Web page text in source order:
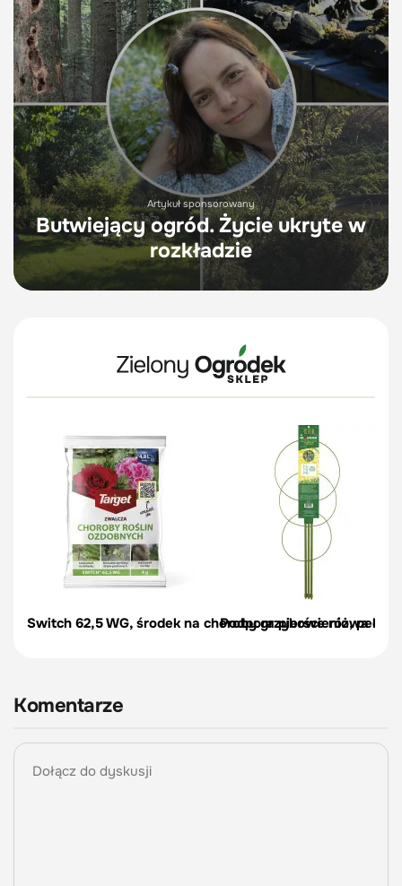
Artykuł sponsorowany
Butwiejący ogród. Życie ukryte w
rozkładzie
Switch 62,5 WG, środek na choroby grzybowe róż,
Podpora pierścieniowa do
Komentarze